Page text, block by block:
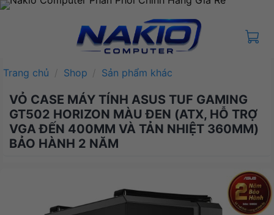
Bỏ
Trang chủ / Shop / Sản phẩm khác
VỎ CASE MÁY TÍNH ASUS TUF GAMING
GT502 HORIZON MÀU ĐEN (ATX, HỖ TRỢ
VGA ĐẾN 400MM VÀ TẢN NHIỆT 360MM)
BẢO HÀNH 2 NĂM